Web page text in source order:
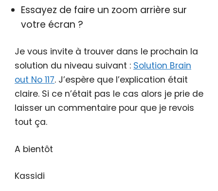
Essayez de faire un zoom arrière sur
votre écran ?
Je vous invite à trouver dans le prochain la
solution du niveau suivant : Solution Brain
out No 117. J’espère que l’explication était
claire. Si ce n’était pas le cas alors je prie de
laisser un commentaire pour que je revois
tout ça.
A bientôt
Kassidi